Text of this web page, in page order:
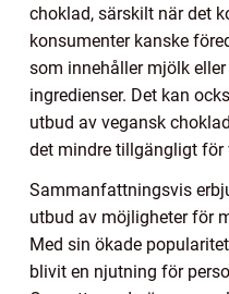
choklad, särskilt när det
konsumenter kanske
som innehåller mjölk
ingredienser. Det kan
utbud av vegansk
det mindre tillgängligt för
Sammanfattningsvis
utbud av möjligheter för
Med sin ökade
blivit en njutning för